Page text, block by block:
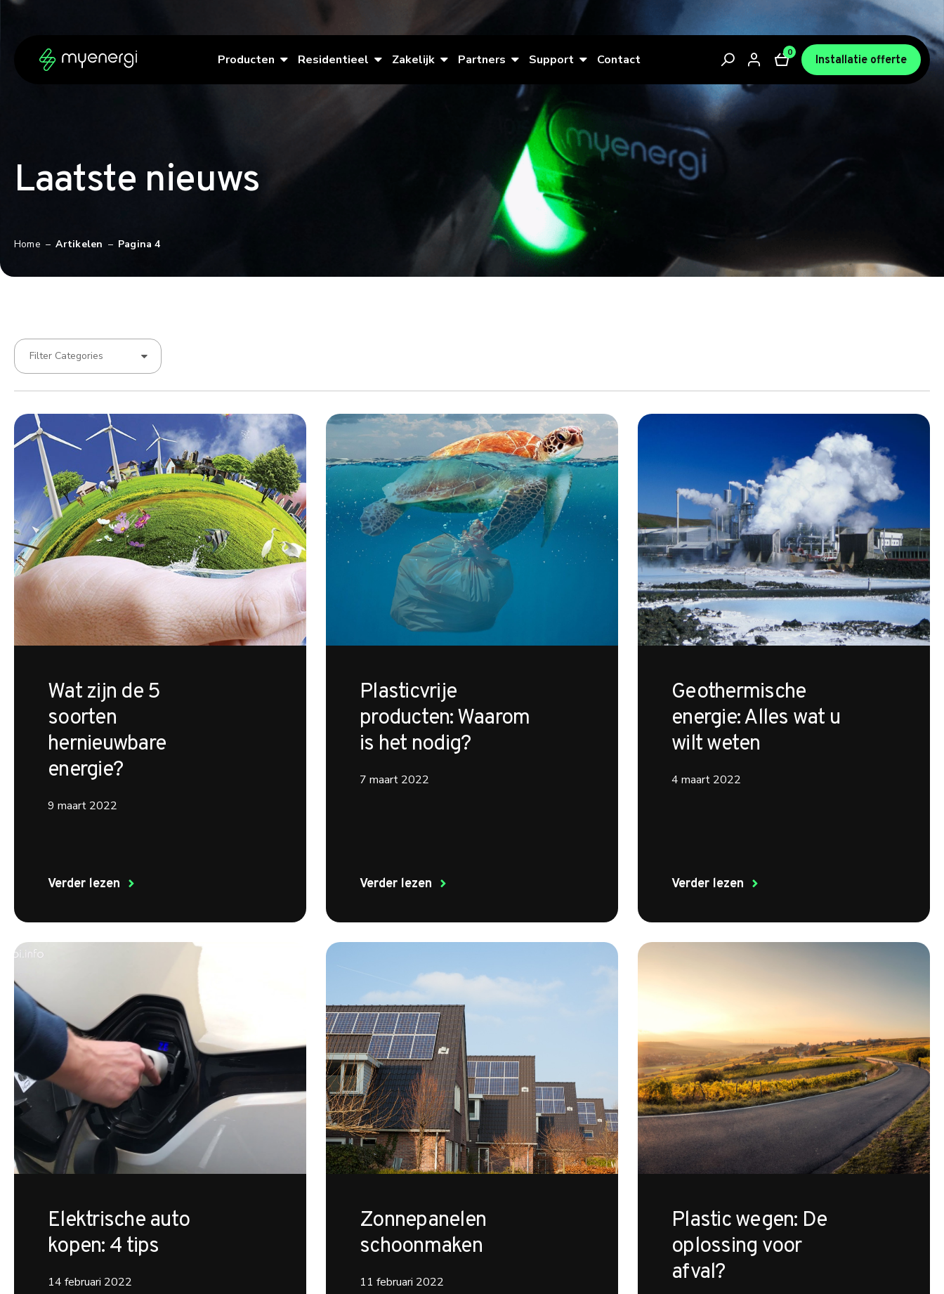
Ga naar de inhoud
Ga naar de voettekst
Producten Residentieel Zakelijk Partners Support Contact 0
Installatie offerte
Laatste nieuws
Home – Artikelen – Pagina 4
Wat zijn de 5
soorten
hernieuwbare
energie?
9 maart 2022
Verder lezen
Plasticvrije
producten: Waarom
is het nodig?
7 maart 2022
Verder lezen
Geothermische
energie: Alles wat u
wilt weten
4 maart 2022
Verder lezen
Elektrische auto
kopen: 4 tips
14 februari 2022
Zonnepanelen
schoonmaken
11 februari 2022
Plastic wegen: De
oplossing voor
afval?